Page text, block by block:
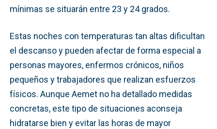
mínimas se situarán entre 23 y 24 grados.
Estas noches con temperaturas tan altas dificultan
el descanso y pueden afectar de forma especial a
personas mayores, enfermos crónicos, niños
pequeños y trabajadores que realizan esfuerzos
físicos. Aunque Aemet no ha detallado medidas
concretas, este tipo de situaciones aconseja
hidratarse bien y evitar las horas de mayor